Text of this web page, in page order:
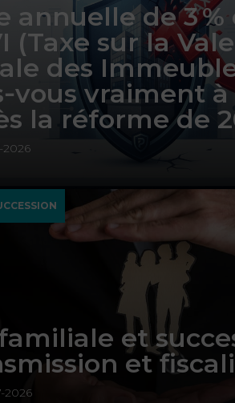
2026
annuelle de 3 %
(Taxe sur la
des
vraiment à
la réforme de
2026
et
et